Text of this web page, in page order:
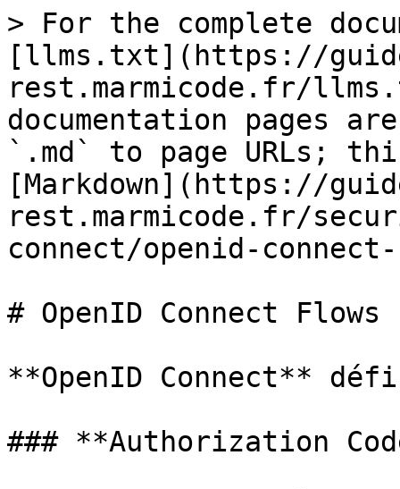
> For the complete
[llms.txt](https://
rest.marmicode.fr/
documentation pages
`.md` to page URLs;
[Markdown](https://
rest.marmicode.fr/
connect/openid-
# OpenID Connect Flows
**OpenID Connect**
### **Authorization